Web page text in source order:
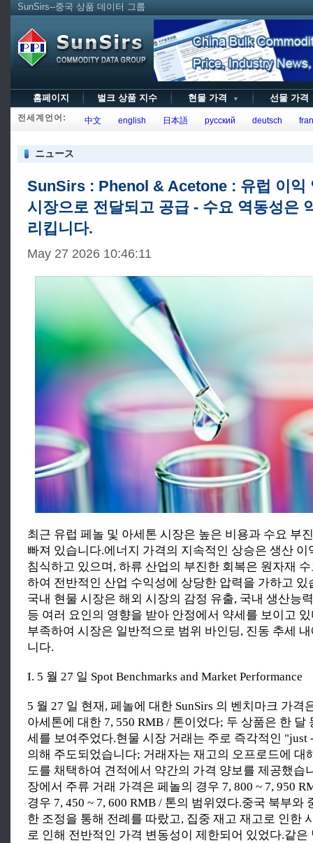
SunSirs--중국 상품 데이터 그룹
홈페이지 벌크 상품 지수 현물 가격 ▼ 선물 가
전세계언어: 中文 english 日本語 русский deutsch
ニュース
SunSirs : Phenol & Acetone : 유럽 이익
시장으로 전달되고 공급 - 수요 역동성은
리킵니다.
May 27 2026 10:46:11
최근 유럽 페놀 및 아세톤 시장은 높은 비용과 수요 부
빠져 있습니다.에너지 가격의 지속적인 상승은 생산 이
침식하고 있으며, 하류 산업의 부진한 회복은 원자재
하여 전반적인 산업 수익성에 상당한 압력을 가하고 있
국내 현물 시장은 해외 시장의 감정 유출, 국내 생산능
등 여러 요인의 영향을 받아 안정에서 약세를 보이고
부족하여 시장은 일반적으로 범위 바인딩, 진동 추세
니다.
I. 5 월 27 일 Spot Benchmarks and Market Performance
5 월 27 일 현재, 페놀에 대한 SunSirs 의 벤치마크 가격
아세톤에 대한 7, 550 RMB / 톤이었다; 두 상품은 한 달
세를 보여주었다.현물 시장 거래는 주로 즉각적인 "just
의해 주도되었습니다; 거래자는 재고의 오프로드에 대
도를 채택하여 견적에서 약간의 가격 양보를 제공했습
장에서 주류 거래 가격은 페놀의 경우 7, 800 ~ 7, 950
경우 7, 450 ~ 7, 600 RMB / 톤의 범위였다.중국 북부와
한 조정을 통해 전례를 따랐고, 집중 재고 재고로 인한
로 인해 전반적인 가격 변동성이 제한되어 있었다.같은